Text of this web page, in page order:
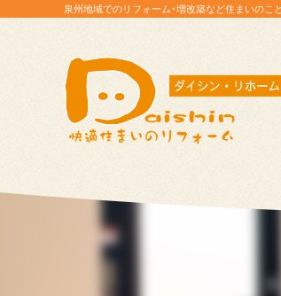
泉州地域でのリフォーム・増改築など住まいのこ